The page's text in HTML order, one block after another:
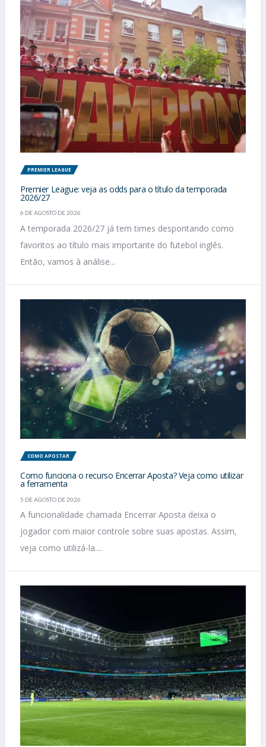
PREMIER LEAGUE
Premier League: veja as odds para o título da temporada
2026/27
6 DE AGOSTO DE 2026
A temporada 2026/27 já tem times despontando como
favoritos ao título mais importante do futebol inglês.
Então, vamos à análise...
COMO APOSTAR
Como funciona o recurso Encerrar Aposta? Veja como utilizar
a ferramenta
5 DE AGOSTO DE 2026
A funcionalidade chamada Encerrar Aposta deixa o
jogador com maior controle sobre suas apostas. Assim,
veja como utilizá-la....